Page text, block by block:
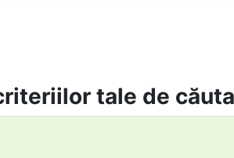
tale de